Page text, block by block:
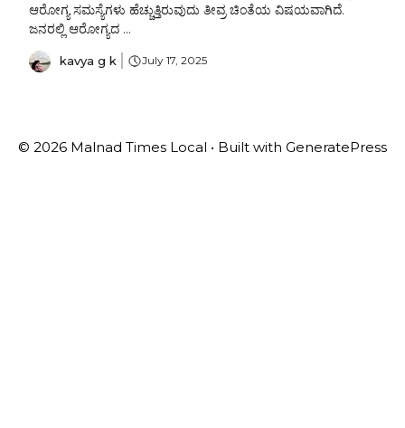
ಆರೋಗ್ಯ ಸಮಸ್ಯೆಗಳು ಹೆಚ್ಚುತ್ತಿರುವುದು ತೀವ್ರ ಚಿಂತೆಯ ವಿಷಯವಾಗಿದೆ.
ಜನರಲ್ಲಿ ಆರೋಗ್ಯದ ...
kavya g k July 17, 2025
© 2026 Malnad Times Local • Built with GeneratePress